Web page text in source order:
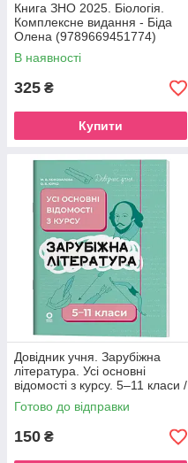
Книга ЗНО 2025. Біологія.
Комплексне видання - Біда
Олена (9789669451774)
(українською)
В наявності
325 ₴
Купити
Довідник учня. Зарубіжна
література. Усі основні
відомості з курсу. 5–11 класи /
Марина Коновалова
Готово до відправки
150 ₴